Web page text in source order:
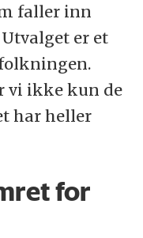
faller inn
er et
vi ikke kun de
har heller
for